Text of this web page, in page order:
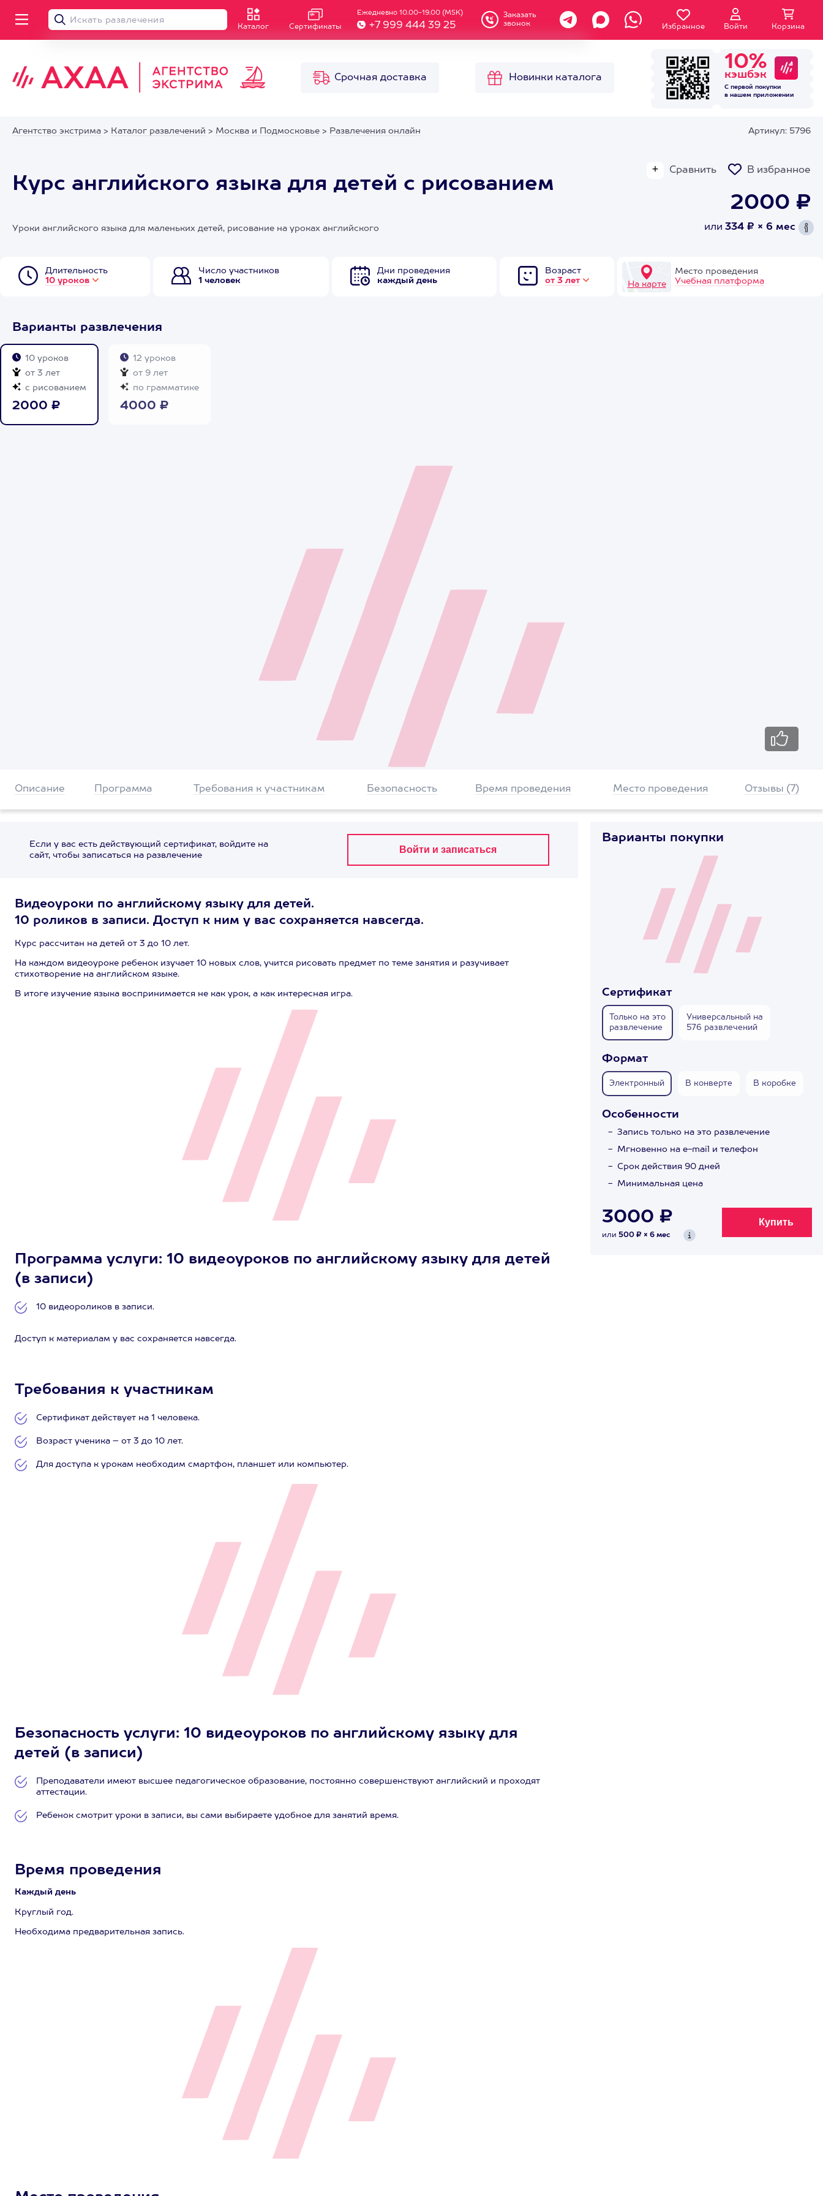
Каталог Сертификаты
Ежедневно 10.00-19.00 (MSK)
+7 999 444 39 25
Заказать
звонок
Избранное Войти Корзина
Срочная доставка Новинки каталога
10%
кэшбэк
С первой покупки
в нашем приложении
Агентство экстрима > Каталог развлечений > Москва и Подмосковье > Развлечения онлайн Артикул: 5796
Курс английского языка для детей с рисованием
Сравнить В избранное
2000 ₽
или 334 ₽ × 6 мес
Уроки английского языка для маленьких детей, рисование на уроках английского
Длительность
10 уроков
Число участников
1 человек
Дни проведения
каждый день
Возраст
от 3 лет
На карте
Место проведения
Учебная платформа
Варианты развлечения
10 уроков
от 3 лет
с рисованием
2000 ₽
12 уроков
от 9 лет
по грамматике
4000 ₽
Описание Программа Требования к участникам Безопасность Время проведения Место проведения Отзывы (7)
Если у вас есть действующий сертификат, войдите на
сайт, чтобы записаться на развлечение
Видеоуроки по английскому языку для детей.
10 роликов в записи. Доступ к ним у вас сохраняется навсегда.
Курс рассчитан на детей от 3 до 10 лет.
На каждом видеоуроке ребенок изучает 10 новых слов, учится рисовать предмет по теме занятия и разучивает
стихотворение на английском языке.
В итоге изучение языка воспринимается не как урок, а как интересная игра.
Программа услуги: 10 видеоуроков по английскому языку для детей
(в записи)
10 видеороликов в записи.
Доступ к материалам у вас сохраняется навсегда.
Требования к участникам
Сертификат действует на 1 человека.
Возраст ученика – от 3 до 10 лет.
Для доступа к урокам необходим смартфон, планшет или компьютер.
Безопасность услуги: 10 видеоуроков по английскому языку для
детей (в записи)
Преподаватели имеют высшее педагогическое образование, постоянно совершенствуют английский и проходят
аттестации.
Ребенок смотрит уроки в записи, вы сами выбираете удобное для занятий время.
Время проведения
Каждый день
Круглый год.
Необходима предварительная запись.
Варианты покупки
Сертификат
Только на это
развлечение
Универсальный на
576 развлечений
Формат
Электронный В конверте В коробке
Особенности
Запись только на это развлечение
Мгновенно на e-mail и телефон
Срок действия 90 дней
Минимальная цена
3000 ₽
или 500 ₽ × 6 мес